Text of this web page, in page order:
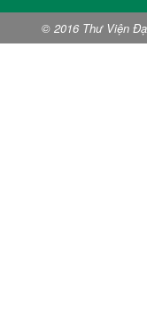
© 2016 Thư Viện